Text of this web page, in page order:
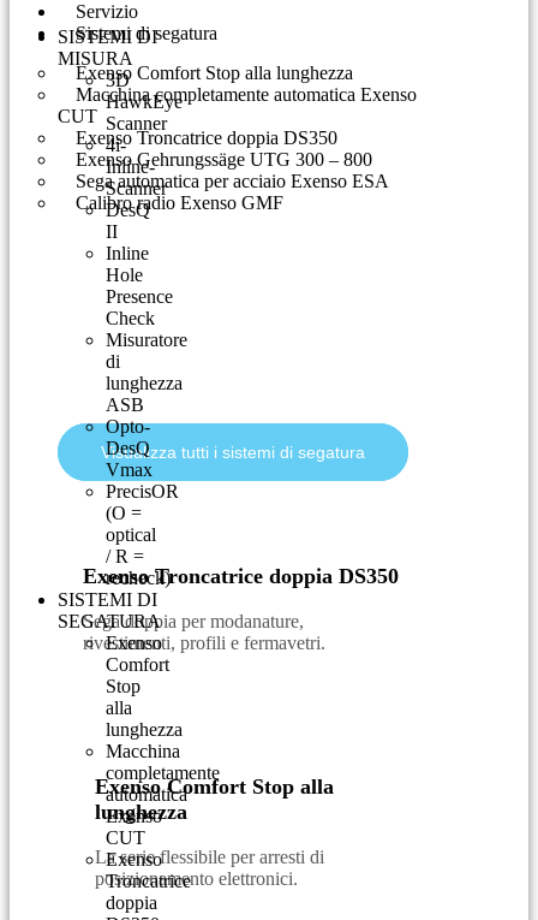
Servizio
Sistemi di segatura
Exenso Comfort Stop alla lunghezza
Macchina completamente automatica Exenso
CUT
Exenso Troncatrice doppia DS350
Exenso Gehrungssäge UTG 300 – 800
Sega automatica per acciaio Exenso ESA
Calibro radio Exenso GMF
Visualizza tutti i sistemi di segatura
Exenso Troncatrice doppia DS350
Sega doppia per modanature,
rivestimenti, profili e fermavetri.
Exenso Comfort Stop alla
lunghezza
La serie flessibile per arresti di
posizionamento elettronici.
SISTEMI DI
MISURA
3D
HawkEye
Scanner
4i-
Inline-
Scanner
DesQ
II
Inline
Hole
Presence
Check
Misuratore
di
lunghezza
ASB
Opto-
DesQ
Vmax
PrecisOR
(O =
optical
/ R =
recheck)
SISTEMI DI
SEGATURA
Exenso
Comfort
Stop
alla
lunghezza
Macchina
completamente
automatica
Exenso
CUT
Exenso
Troncatrice
doppia